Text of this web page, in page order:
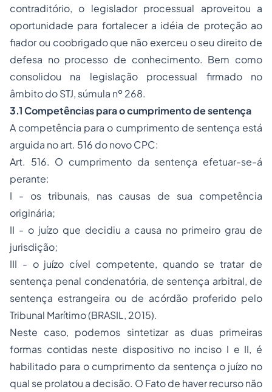
contraditório, o legislador processual aproveitou a
oportunidade para fortalecer a idéia de proteção ao
fiador ou coobrigado que não exerceu o seu direito de
defesa no processo de conhecimento. Bem como
consolidou na legislação processual firmado no
âmbito do STJ, súmula nº 268.
3.1 Competências para o cumprimento de sentença
A competência para o cumprimento de sentença está
arguida no art. 516 do novo CPC:
Art. 516. O cumprimento da sentença efetuar-se-á
perante:
I - os tribunais, nas causas de sua competência
originária;
II - o juízo que decidiu a causa no primeiro grau de
jurisdição;
III - o juízo cível competente, quando se tratar de
sentença penal condenatória, de sentença arbitral, de
sentença estrangeira ou de acórdão proferido pelo
Tribunal Marítimo (BRASIL, 2015).
Neste caso, podemos sintetizar as duas primeiras
formas contidas neste dispositivo no inciso I e II, é
habilitado para o cumprimento da sentença o juízo no
qual se prolatou a decisão. O Fato de haver recurso não